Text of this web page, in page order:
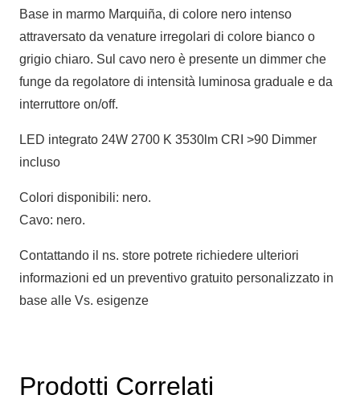
Base in marmo Marquiña, di colore nero intenso
attraversato da venature irregolari di colore bianco o
grigio chiaro. Sul cavo nero è presente un dimmer che
funge da regolatore di intensità luminosa graduale e da
interruttore on/off.
LED integrato 24W 2700 K 3530lm CRI >90 Dimmer
incluso
Colori disponibili: nero.
Cavo: nero.
Contattando il ns. store potrete richiedere ulteriori
informazioni ed un preventivo gratuito personalizzato in
base alle Vs. esigenze
Prodotti Correlati